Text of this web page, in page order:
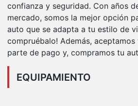
confianza y seguridad. Con años
mercado, somos la mejor opción
auto que se adapta a tu estilo de
compruébalo! Además,
parte de pago y, compramos tu
EQUIPAMIENTO